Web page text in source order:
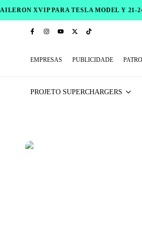
AILERON XVIP PARA TESLA MODEL Y 21-
EMPRESAS PUBLICIDADE
PROJETO SUPERCHARGERS